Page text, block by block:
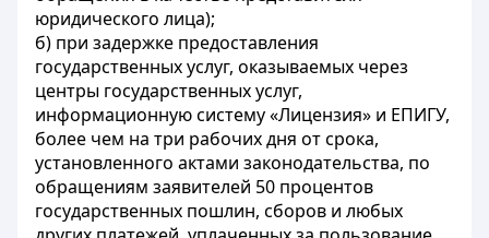
юридического лица);
б) при задержке предоставления
государственных услуг, оказываемых через
центры государственных услуг,
информационную систему «Лицензия» и ЕПИГУ,
более чем на три рабочих дня от срока,
установленного актами законодательства, по
обращениям заявителей 50 процентов
государственных пошлин, сборов и любых